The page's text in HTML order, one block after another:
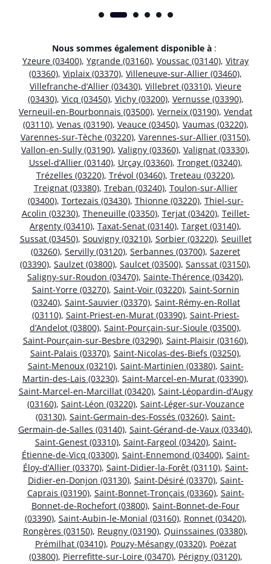
Nous sommes également disponible à :
Yzeure (03400), Ygrande (03160), Voussac (03140), Vitray
(03360), Viplaix (03370), Villeneuve-sur-Allier (03460),
Villefranche-d’Allier (03430), Villebret (03310), Vieure
(03430), Vicq (03450), Vichy (03200), Vernusse (03390),
Verneuil-en-Bourbonnais (03500), Verneix (03190), Vendat
(03110), Venas (03190), Veauce (03450), Vaumas (03220),
Varennes-sur-Tèche (03220), Varennes-sur-Allier (03150),
Vallon-en-Sully (03190), Valigny (03360), Valignat (03330),
Ussel-d’Allier (03140), Urçay (03360), Tronget (03240),
Trézelles (03220), Trévol (03460), Treteau (03220),
Treignat (03380), Treban (03240), Toulon-sur-Allier
(03400), Tortezais (03430), Thionne (03220), Thiel-sur-
Acolin (03230), Theneuille (03350), Terjat (03420), Teillet-
Argenty (03410), Taxat-Senat (03140), Target (03140),
Sussat (03450), Souvigny (03210), Sorbier (03220), Seuillet
(03260), Servilly (03120), Serbannes (03700), Sazeret
(03390), Saulzet (03800), Saulcet (03500), Sanssat (03150),
Saligny-sur-Roudon (03470), Sainte-Thérence (03420),
Saint-Yorre (03270), Saint-Voir (03220), Saint-Sornin
(03240), Saint-Sauvier (03370), Saint-Rémy-en-Rollat
(03110), Saint-Priest-en-Murat (03390), Saint-Priest-
d’Andelot (03800), Saint-Pourçain-sur-Sioule (03500),
Saint-Pourçain-sur-Besbre (03290), Saint-Plaisir (03160),
Saint-Palais (03370), Saint-Nicolas-des-Biefs (03250),
Saint-Menoux (03210), Saint-Martinien (03380), Saint-
Martin-des-Lais (03230), Saint-Marcel-en-Murat (03390),
Saint-Marcel-en-Marcillat (03420), Saint-Léopardin-d’Augy
(03160), Saint-Léon (03220), Saint-Léger-sur-Vouzance
(03130), Saint-Germain-des-Fossés (03260), Saint-
Germain-de-Salles (03140), Saint-Gérand-de-Vaux (03340),
Saint-Genest (03310), Saint-Fargeol (03420), Saint-
Étienne-de-Vicq (03300), Saint-Ennemond (03400), Saint-
Éloy-d’Allier (03370), Saint-Didier-la-Forêt (03110), Saint-
Didier-en-Donjon (03130), Saint-Désiré (03370), Saint-
Caprais (03190), Saint-Bonnet-Tronçais (03360), Saint-
Bonnet-de-Rochefort (03800), Saint-Bonnet-de-Four
(03390), Saint-Aubin-le-Monial (03160), Ronnet (03420),
Rongères (03150), Reugny (03190), Quinssaines (03380),
Prémilhat (03410), Pouzy-Mésangy (03320), Poëzat
(03800), Pierrefitte-sur-Loire (03470), Périgny (03120),